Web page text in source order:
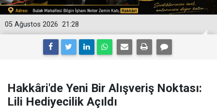
21:28
05 Ağustos 2026
Hakkâri'de Yeni Bir Alışveriş Noktası:
Lili Hediyecilik Açıldı